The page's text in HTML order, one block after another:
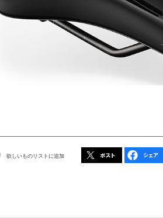
欲しいものリストに追加